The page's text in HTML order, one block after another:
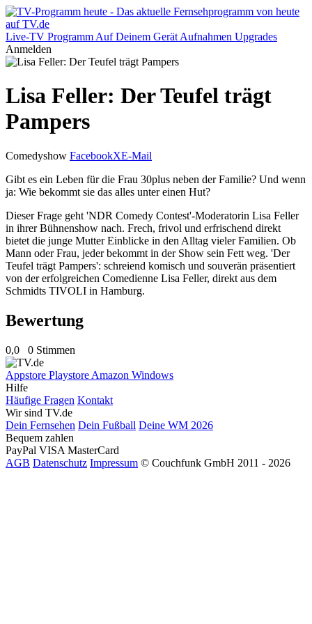
Live-TV Programm Auf Deinem Gerät Aufnahmen Upgrades
Anmelden
Lisa Feller: Der Teufel trägt
Pampers
Comedyshow FacebookXE-Mail
Gibt es ein Leben für die Frau 30plus neben der Familie? Und wenn
ja: Wie bekommt sie das alles unter einen Hut?
Dieser Frage geht 'NDR Comedy Contest'-Moderatorin Lisa Feller
in ihrer Bühnenshow nach. Frech, frivol und erfrischend direkt
bietet die junge Mutter Einblicke in den Alltag vieler Familien. Ob
Mann oder Frau, jeder bekommt in der Show sein Fett weg. 'Der
Teufel trägt Pampers': schreiend komisch und souverän präsentiert
von der erfolgreichen Comedienne Lisa Feller, direkt aus dem
Schmidts TIVOLI in Hamburg.
Bewertung
0,0 0 Stimmen
Appstore Playstore Amazon Windows
Hilfe
Häufige Fragen Kontakt
Wir sind TV.de
Dein Fernsehen Dein Fußball Deine WM 2026
Bequem zahlen
PayPal VISA MasterCard
AGB Datenschutz Impressum © Couchfunk GmbH 2011 - 2026